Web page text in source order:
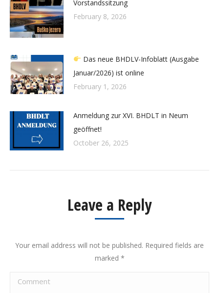
Vorstandssitzung
February 8, 2026
Das neue BHDLV-Infoblatt (Ausgabe
Januar/2026) ist online
February 1, 2026
Anmeldung zur XVI. BHDLT in Neum
geöffnet!
October 26, 2025
Leave a Reply
Your email address will not be published. Required fields are
marked *
Comment